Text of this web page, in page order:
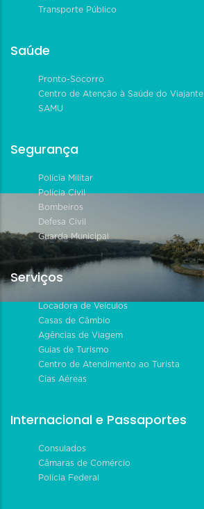
Transporte Público
Saúde
Pronto-Socorro
Centro de Atenção à Saúde do Viajante
SAMU
Segurança
Polícia Militar
Polícia Civil
Bombeiros
Defesa Civil
Guarda Municipal
Serviços
Locadora de Veículos
Casas de Câmbio
Agências de Viagem
Guias de Turismo
Centro de Atendimento ao Turista
Cias Aéreas
Internacional e Passaportes
Consulados
Câmaras de Comércio
Polícia Federal